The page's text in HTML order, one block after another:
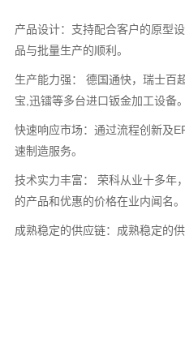
产品设计：支持配合客户的原型
品与批量生产的顺利。
生产能力强： 德国通快，瑞士百
宝,迅镭等多台进口钣金加工设备。
快速响应市场：通过流程创新及
速制造服务。
技术实力丰富： 荣科从业十多年
的产品和优惠的价格在业内闻名。
成熟稳定的供应链：成熟稳定的供